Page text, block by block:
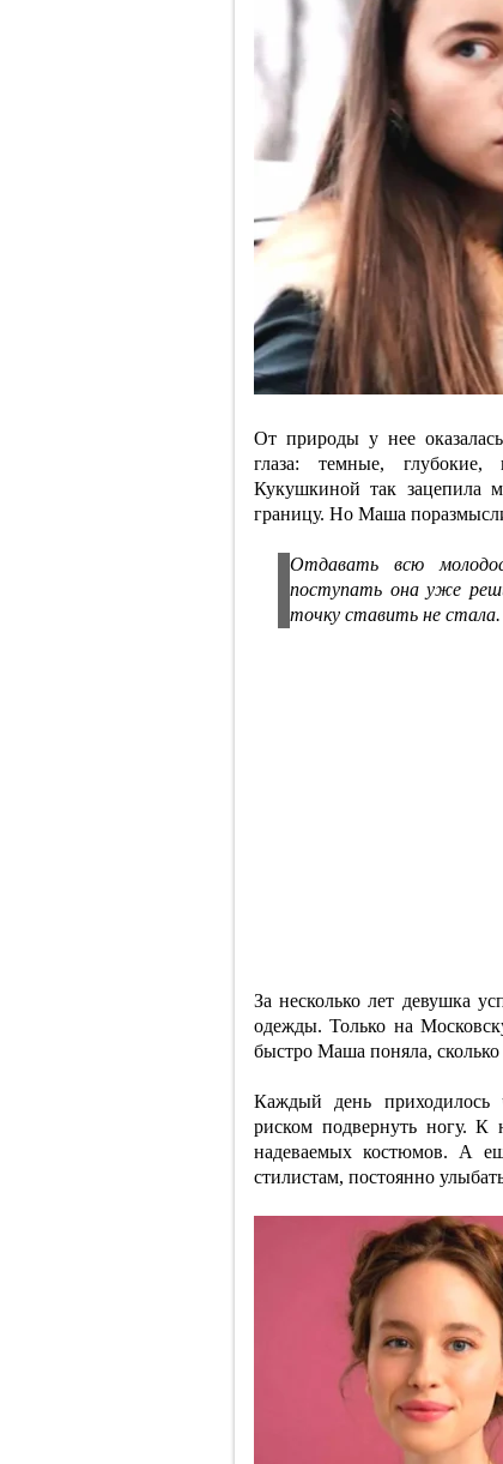
От природы у нее
глаза: темные, глубокие,
Кукушкиной так зацепила
границу. Но Маша
Отдавать всю
поступать она уже
точку ставить не стала.
За несколько лет девушка
одежды. Только на
быстро Маша поняла,
Каждый день приходилось
риском подвернуть ногу. К
надеваемых костюмов. А
стилистам, постоянно